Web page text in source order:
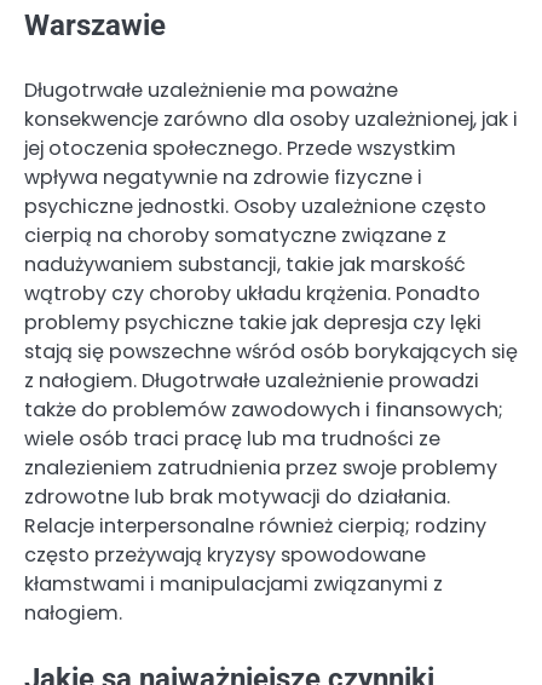
Warszawie
Długotrwałe uzależnienie ma poważne
konsekwencje zarówno dla osoby uzależnionej, jak i
jej otoczenia społecznego. Przede wszystkim
wpływa negatywnie na zdrowie fizyczne i
psychiczne jednostki. Osoby uzależnione często
cierpią na choroby somatyczne związane z
nadużywaniem substancji, takie jak marskość
wątroby czy choroby układu krążenia. Ponadto
problemy psychiczne takie jak depresja czy lęki
stają się powszechne wśród osób borykających się
z nałogiem. Długotrwałe uzależnienie prowadzi
także do problemów zawodowych i finansowych;
wiele osób traci pracę lub ma trudności ze
znalezieniem zatrudnienia przez swoje problemy
zdrowotne lub brak motywacji do działania.
Relacje interpersonalne również cierpią; rodziny
często przeżywają kryzysy spowodowane
kłamstwami i manipulacjami związanymi z
nałogiem.